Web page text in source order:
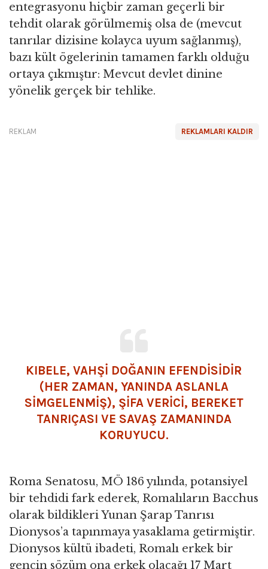
entegrasyonu hiçbir zaman geçerli bir
tehdit olarak görülmemiş olsa de (mevcut
tanrılar dizisine kolayca uyum sağlanmış),
bazı kült ögelerinin tamamen farklı olduğu
ortaya çıkmıştır: Mevcut devlet dinine
yönelik gerçek bir tehlike.
REKLAMLARI KALDIR
REKLAM
KIBELE, VAHŞİ DOĞANIN EFENDİSİDİR
(HER ZAMAN, YANINDA ASLANLA
SİMGELENMİŞ), ŞİFA VERİCİ, BEREKET
TANRIÇASI VE SAVAŞ ZAMANINDA
KORUYUCU.
Roma Senatosu, MÖ 186 yılında, potansiyel
bir tehdidi fark ederek, Romalıların Bacchus
olarak bildikleri Yunan Şarap Tanrısı
Dionysos’a tapınmaya yasaklama getirmiştir.
Dionysos kültü ibadeti, Romalı erkek bir
gencin sözüm ona erkek olacağı 17 Mart